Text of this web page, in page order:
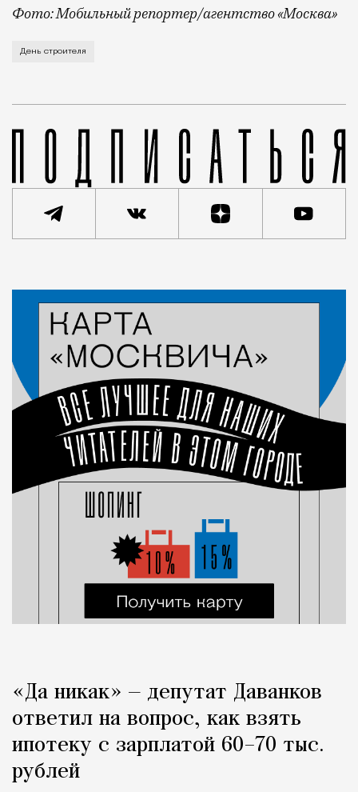
Фото: Мобильный репортер/агентство «Москва»
Это каска в фирменных цветах департамента
День строителя
Город
«Да никак» — депутат Даванков
ответил на вопрос, как взять
ипотеку с зарплатой 60–70 тыс.
рублей